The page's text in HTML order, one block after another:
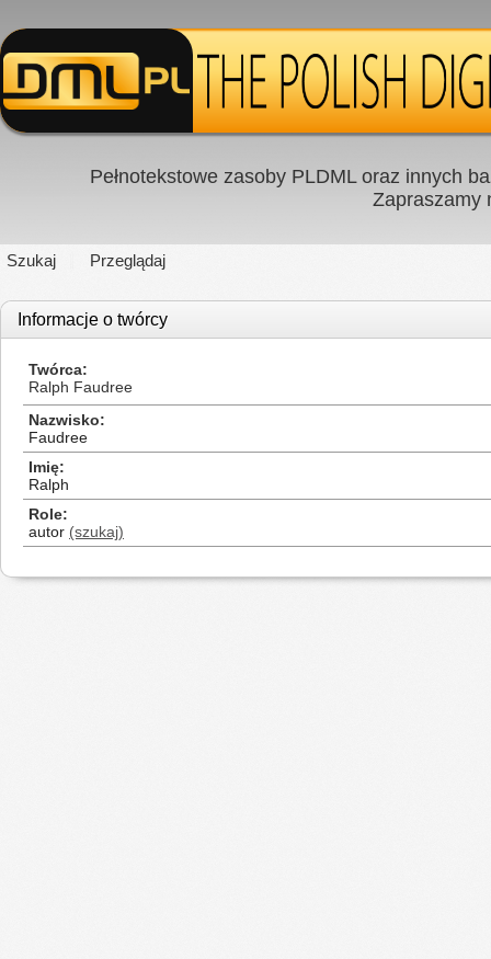
Pełnotekstowe zasoby PLDML oraz innych
Zapraszamy
Szukaj Przeglądaj
Informacje o twórcy
Twórca
Ralph Faudree
Nazwisko
Faudree
Imię
Ralph
Role
autor (szukaj)